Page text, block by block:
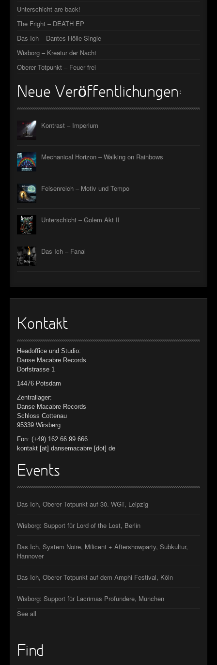
Unterschicht are back!
The Fright – DEATH EP
Das Ich – Dantes Hölle Single
Wisborg – Kreatur der Nacht
Oberer Totpunkt – Feuer frei
Neue Veröffentlichungen:
Kontrast – Imperium
Mechanical Horizon – Walking on Rainbows
Felsenreich – Motiv und Tempo
Unterschicht – Golem Akt II
Das Ich – Fanal
Kontakt
Headoffice und Studio:
Danse Macabre Records
Dorfstrasse 1
14476 Potsdam
Zentrallager:
Danse Macabre Records
Schloss Cottenau
95339 Wirsberg
Fon: (+49) 162 66 99 666
kontakt [at] dansemacabre [dot] de
Events
Das Ich, Oberer Totpunkt auf 30. WGT, Leipzig
Wisborg: Support für Lord of the Lost, Berlin
Das Ich, System Noire, Milicent + Aftershowparty, Subkultur,
Hannover
Das Ich, Oberer Totpunkt auf dem Amphi Festival, Köln
Wisborg: Support für Lacrimas Profundere, München
See all
Find